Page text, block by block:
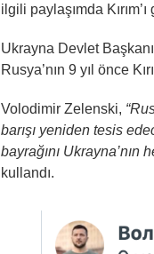
ilgili paylaşımda
Ukrayna Devlet Başkanı
Rusya’nın 9 yıl önce
Volodimir Zelenski,
barışı yeniden tesis
bayrağını Ukrayna’nın
kullandı.